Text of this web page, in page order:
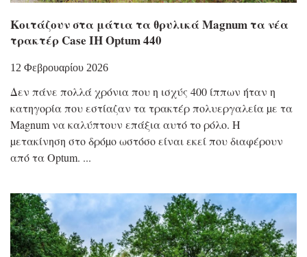
Κοιτάζουν στα μάτια τα θρυλικά Magnum τα νέα
τρακτέρ Case IH Optum 440
12 Φεβρουαρίου 2026
Δεν πάνε πολλά χρόνια που η ισχύς 400 ίππων ήταν η
κατηγορία που εστίαζαν τα τρακτέρ πολυεργαλεία µε τα
Magnum να καλύπτουν επάξια αυτό το ρόλο. Η
µετακίνηση στο δρόµο ωστόσο είναι εκεί που διαφέρουν
από τα Optum.